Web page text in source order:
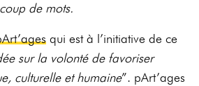
de mots.
qui est à l’initiative de ce
sur la volonté de favoriser
culturelle et humaine”. pArt’ages